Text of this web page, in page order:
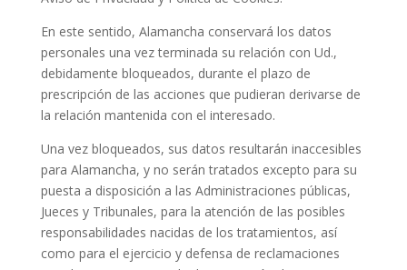
En este sentido, Alamancha conservará los datos
personales una vez terminada su relación con Ud.,
debidamente bloqueados, durante el plazo de
prescripción de las acciones que pudieran derivarse de
la relación mantenida con el interesado.
Una vez bloqueados, sus datos resultarán inaccesibles
para Alamancha, y no serán tratados excepto para su
puesta a disposición a las Administraciones públicas,
Jueces y Tribunales, para la atención de las posibles
responsabilidades nacidas de los tratamientos, así
como para el ejercicio y defensa de reclamaciones